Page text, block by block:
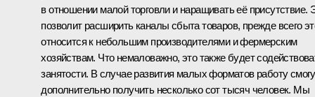
в отношении малой торговли и наращивать её присутствие.
позволит расширить каналы сбыта товаров, прежде всего
относится к небольшим производителями и фермерским
хозяйствам. Что немаловажно, это также будет
занятости. В случае развития малых форматов работу
дополнительно получить несколько сот тысяч человек. Мы